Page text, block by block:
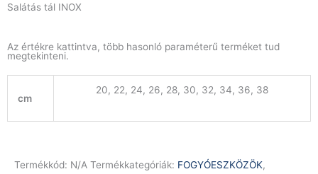
Salátás tál INOX
Az értékre kattintva, több hasonló paraméterű terméket tud
megtekinteni.
cm
20, 22, 24, 26, 28, 30, 32, 34, 36, 38
Termékkód: N/A Termékkategóriák: FOGYÓESZKÖZÖK,